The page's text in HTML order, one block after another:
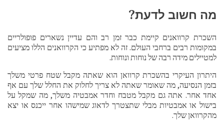
מה חשוב לדעת?
השכרת קרוואנים קיימת כבר זמן רב והם עדיין נשארים פופולריים
במקומות רבים ברחבי העולם. זה לא מפתיע כי הקרוואנים הללו מציעים
למטיילים מידה רבה של נוחות ונוחות.
היתרון העיקרי בהשכרת קרוואן הוא שאתה מקבל שטח פרטי משלך
בזמן הנסיעה, מה שאומר שאתה לא צריך לחלוק את החלל שלך עם אף
אחד אחר. אתה גם מקבל מטבח וחדר אמבטיה משלך, מה שמקל על
בישול או אמבטיות מבלי שתצטרך לדאוג שמישהו אחר ייכנס או יצא
מהקרוואן שלך.